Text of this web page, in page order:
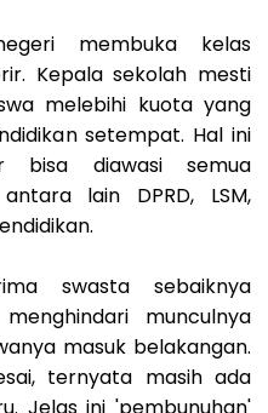
membuka kelas
Kepala sekolah mesti
melebihi kuota yang
setempat. Hal ini
bisa diawasi semua
lain DPRD, LSM,
swasta sebaiknya
munculnya
masuk belakangan.
ternyata masih ada